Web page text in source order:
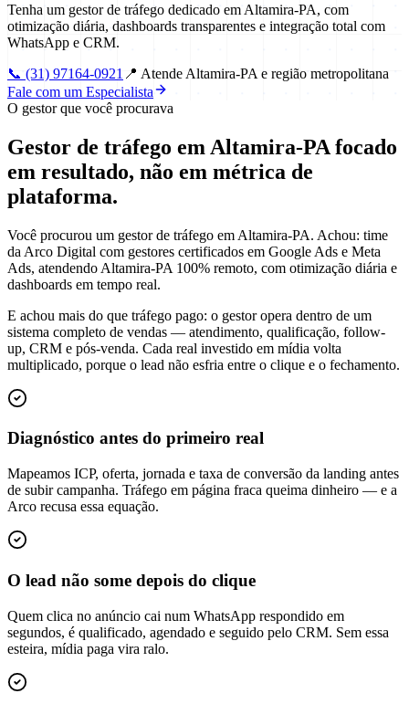
Tenha um gestor de tráfego dedicado em Altamira-PA, com
otimização diária, dashboards transparentes e integração total com
WhatsApp e CRM.
📞 (31) 97164-0921 📍 Atende Altamira-PA e região metropolitana
Fale com um Especialista
O gestor que você procurava
Gestor de tráfego em Altamira-PA focado
em resultado, não em métrica de
plataforma.
Você procurou um gestor de tráfego em Altamira-PA. Achou: time
da Arco Digital com gestores certificados em Google Ads e Meta
Ads, atendendo Altamira-PA 100% remoto, com otimização diária e
dashboards em tempo real.
E achou mais do que tráfego pago: o gestor opera dentro de um
sistema completo de vendas — atendimento, qualificação, follow-
up, CRM e pós-venda. Cada real investido em mídia volta
multiplicado, porque o lead não esfria entre o clique e o fechamento.
Diagnóstico antes do primeiro real
Mapeamos ICP, oferta, jornada e taxa de conversão da landing antes
de subir campanha. Tráfego em página fraca queima dinheiro — e a
Arco recusa essa equação.
O lead não some depois do clique
Quem clica no anúncio cai num WhatsApp respondido em
segundos, é qualificado, agendado e seguido pelo CRM. Sem essa
esteira, mídia paga vira ralo.